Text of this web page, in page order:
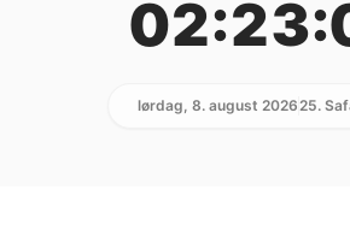
lørdag, 8. august 202625.